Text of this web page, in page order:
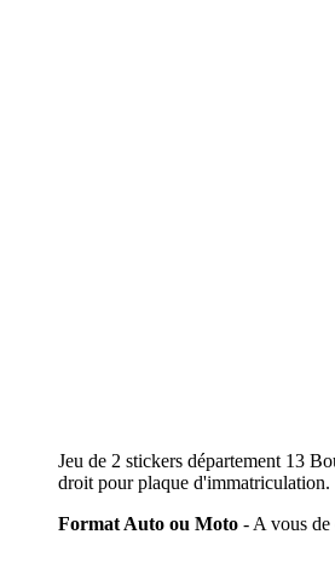
Jeu de 2 stickers département 13
droit pour plaque d'immatriculation.
Format Auto ou Moto - A vous